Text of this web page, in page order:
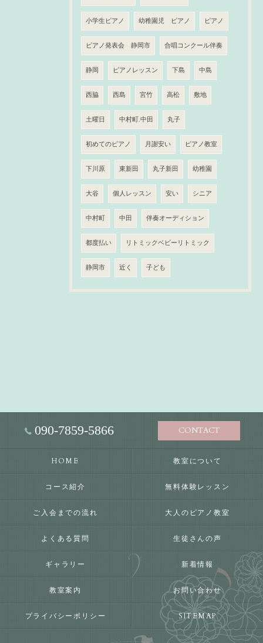
小学生ピアノ 幼稚園児 ピアノ ピアノ
ピアノ発表会 静岡市 合唱コンクール伴奏
静岡 ピアノレッスン 下島 中島
西脇 西島 宮竹 高松 敷地
土曜日 中村町.中田 丸子
初めてのピアノ 月謝安い ピアノ教室
下川原 東新田 丸子新田 幼稚園
大谷 個人レッスン 安い シニア
中村町 中田 伴奏オーディション
都度払い リトミックベビーリトミック
静岡市 近く 子ども
090-7859-5866 CONTACT
HOME 教室について
コース紹介 無料体験レッスン
ご入会までの流れ 大人のピアノ教室
よくある質問 生徒さんの声
ギャラリー 新着情報
教室案内 お問い合わせ
プライバシーポリシー SITEMAP